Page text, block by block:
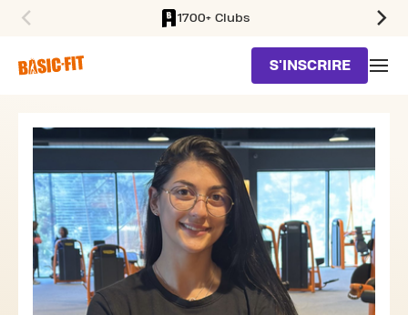
1700+ Clubs
S'INSCRIRE